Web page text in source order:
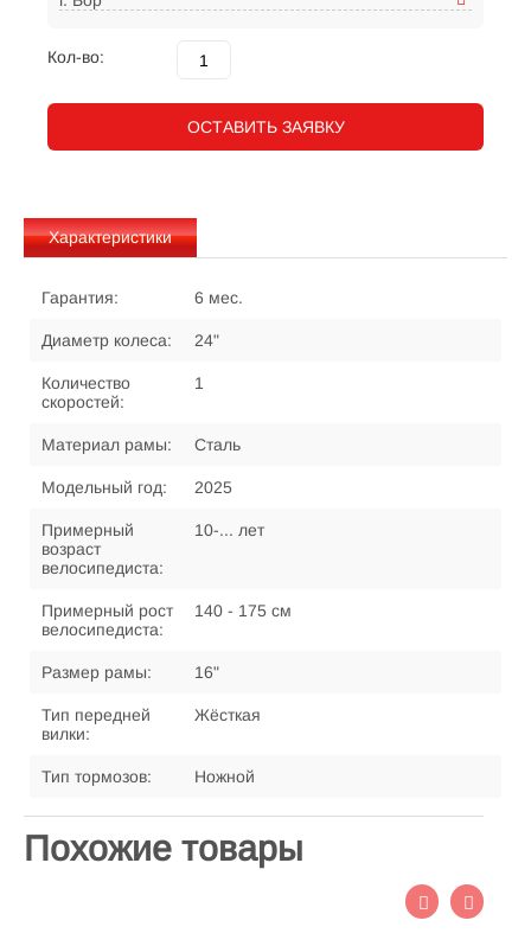
Кол-во:
ОСТАВИТЬ ЗАЯВКУ
Характеристики
Гарантия: 6 мес.
Диаметр колеса: 24"
Количество
скоростей:
1
Материал рамы: Сталь
Модельный год: 2025
Примерный
возраст
велосипедиста:
10-... лет
Примерный рост
велосипедиста:
140 - 175 см
Размер рамы: 16"
Тип передней
вилки:
Жёсткая
Тип тормозов: Ножной
Похожие товары